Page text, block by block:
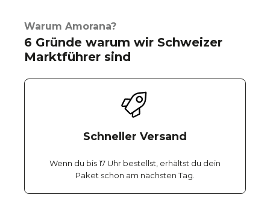
Warum Amorana?
6 Gründe warum wir Schweizer
Marktführer sind
Schneller Versand
Wenn du bis 17 Uhr bestellst, erhältst du dein
Paket schon am nächsten Tag.